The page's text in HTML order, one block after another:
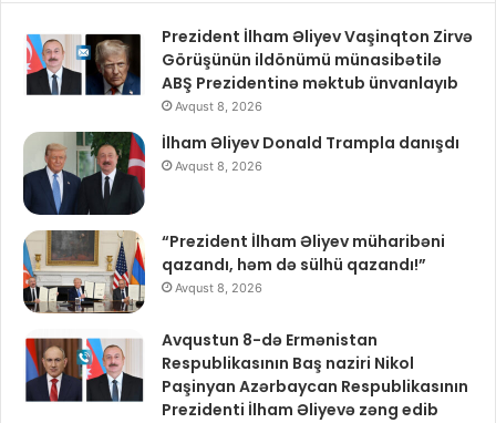
Prezident İlham Əliyev Vaşinqton Zirvə
Görüşünün ildönümü münasibətilə
ABŞ Prezidentinə məktub ünvanlayıb
Avqust 8, 2026
İlham Əliyev Donald Trampla danışdı
Avqust 8, 2026
“Prezident İlham Əliyev müharibəni
qazandı, həm də sülhü qazandı!”
Avqust 8, 2026
Avqustun 8-də Ermənistan
Respublikasının Baş naziri Nikol
Paşinyan Azərbaycan Respublikasının
Prezidenti İlham Əliyevə zəng edib